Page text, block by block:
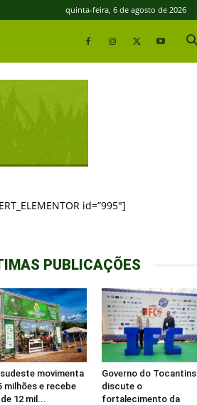
quinta-feira, 6 de agosto de 2026
id=”995″]
PUBLICAÇÕES
movimenta
milhões e recebe
12 mil...
Governo do Tocantins
discute o
fortalecimento da